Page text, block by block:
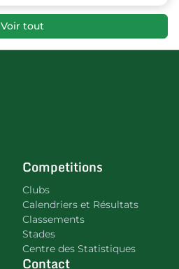
Voir tout
Competitions
Clubs
Calendriers et Résultats
Classements
Stades
Centre des Statistiques
Contact